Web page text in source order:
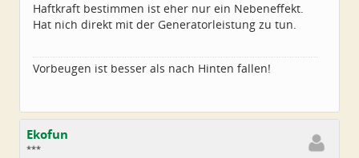
Haftkraft bestimmen ist eher nur ein Nebeneffekt.
Hat nich direkt mit der Generatorleistung zu tun.
Vorbeugen ist besser als nach Hinten fallen!
Ekofun
***